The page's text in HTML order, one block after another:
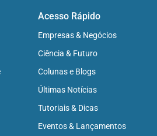
Acesso Rápido
Empresas & Negócios
Ciência & Futuro
Colunas e Blogs
Últimas Notícias
Tutoriais & Dicas
Eventos & Lançamentos